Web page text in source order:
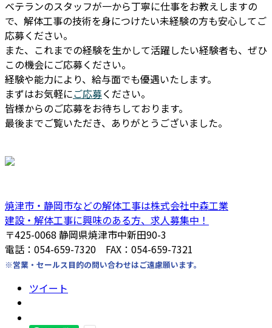
ベテランのスタッフが一から丁寧に仕事をお教えしますの
で、解体工事の技術を身につけたい未経験の方も安心してご
応募ください。
また、これまでの経験を生かして活躍したい経験者も、ぜひ
この機会にご応募ください。
経験や能力により、給与面でも優遇いたします。
まずはお気軽にご応募ください。
皆様からのご応募をお待ちしております。
最後までご覧いただき、ありがとうございました。
焼津市・静岡市などの解体工事は株式会社中森工業
建設・解体工事に興味のある方、求人募集中！
〒425-0068 静岡県焼津市中新田90-3
電話：054-659-7320 FAX：054-659-7321
※営業・セールス目的の問い合わせはご遠慮願います。
ツイート